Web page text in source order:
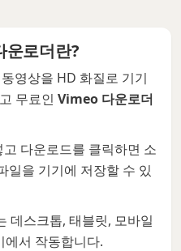
운로더란?
영상을 HD 화질로 기기
무료인 Vimeo 다운로더
다운로드를 클릭하면 소
일을 기기에 저장할 수 있
데스크톱, 태블릿, 모바일
서 작동합니다.